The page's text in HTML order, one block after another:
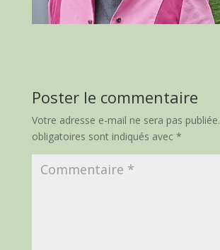
Poster le commentaire
Votre adresse e-mail ne sera pas publiée.
obligatoires sont indiqués avec *